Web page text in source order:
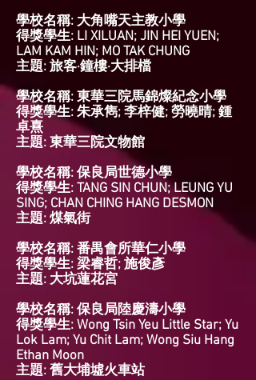
學校名稱: 大角嘴天主教小學
得獎學生: LI XILUAN; JIN HEI YUEN;
LAM KAM HIN; MO TAK CHUNG
主題: 旅客·鐘樓·大排檔
學校名稱: 東華三院馬錦燦紀念小學
得獎學生: 朱承雋; 李梓健; 勞曉晴; 鍾
卓熹
主題: 東華三院文物館
學校名稱: 保良局世德小學
得獎學生: TANG SIN CHUN; LEUNG YU
SING; CHAN CHING HANG DESMON
主題: 煤氣街
學校名稱: 番禺會所華仁小學
得獎學生: 梁睿哲; 施俊彥
主題: 大坑蓮花宮
學校名稱: 保良局陸慶濤小學
得獎學生: Wong Tsin Yeu Little Star; Yu
Lok Lam; Yu Chit Lam; Wong Siu Hang
Ethan Moon
主題: 舊大埔墟火車站